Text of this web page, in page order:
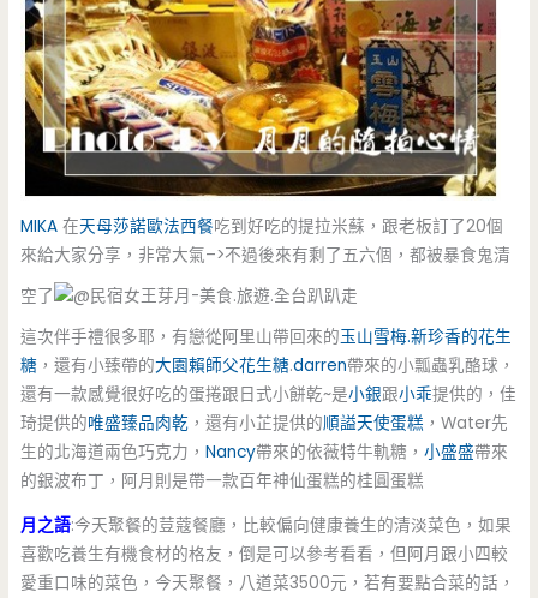
MIKA 在天母莎諾歐法西餐吃到好吃的提拉米蘇，跟老板訂了20個
來給大家分享，非常大氣–>不過後來有剩了五六個，都被暴食鬼清
空了
這次伴手禮很多耶，有戀從阿里山帶回來的玉山雪梅.新珍香的花生
糖 ，還有小臻帶的大園賴師父花生糖.darren帶來的小瓢蟲乳酪球，
還有一款感覺很好吃的蛋捲跟日式小餅乾~是小銀跟小乖提供的，佳
琦提供的唯盛臻品肉乾 ，還有小芷提供的順謚天使蛋糕 ，Water先
生的北海道兩色巧克力，Nancy帶來的依薇特牛軌糖，小盛盛帶來
的銀波布丁，阿月則是帶一款百年神仙蛋糕的桂圓蛋糕
月之語:今天聚餐的荳蔻餐廳，比較偏向健康養生的清淡菜色，如果
喜歡吃養生有機食材的格友，倒是可以參考看看，但阿月跟小四較
愛重口味的菜色，今天聚餐，八道菜3500元，若有要點合菜的話，